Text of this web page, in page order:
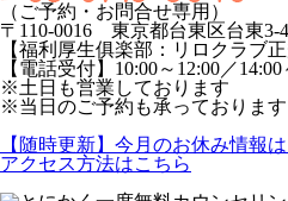
（ご予約・お問合せ専用）
〒110-0016 東京都台東区台東
【福利厚生俱楽部：リロクラブ正
【電話受付】10:00～12:00／
※土日も営業しております
※当日のご予約も承っております
【随時更新】今月のお休み情報
アクセス方法はこちら